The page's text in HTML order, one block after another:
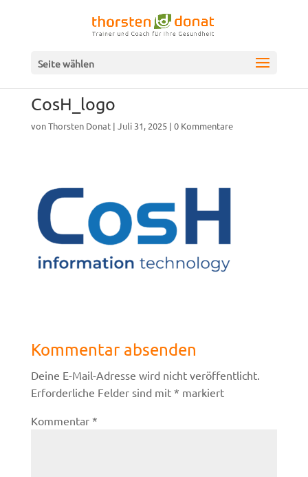
Seite wählen
CosH_logo
vonThorsten Donat| Juli 31, 2025| 0 Kommentare
Kommentar absenden
Deine E-Mail-Adresse wird nicht veröffentlicht.
Erforderliche Felder sind mit * markiert
Kommentar *